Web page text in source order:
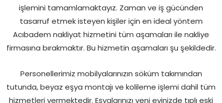
işlemini tamamlamaktayız. Zaman ve iş gücünden
tasarruf etmek isteyen kişiler için en ideal yöntem
Acıbadem nakliyat hizmetini tüm aşamaları ile nakliye
firmasına bırakmaktır. Bu hizmetin aşamaları şu şekildedir.
Personellerimiz mobilyalarınızın söküm takımından
tutunda, beyaz eşya montajı ve kolileme işlemi dahil tüm
hizmetleri vermektedir. Eşyalarınızı yeni evinizde tıplı eski